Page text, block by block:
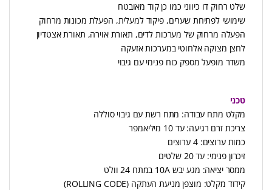
שלט רחוק דו כיווני כמו כן קוד מאובטח
שימושי לפתיחת שערים, פיקוד למעלית, הפעלת מכונות מרחוק
הפעלה מרחוק של מערכות לדים, תאורת אוירה, תאורת אצטדיון
לחצן מצוקה אלחוטי במערכות אזעקה
משדר מופעל מספק כוח פנימי עם גיבוי
טכני
מקלט מתח עבודה: מתח רשת עם גיבוי סוללה
צריכת זרם רגיעה: עד 10 מיליאמפר
כמות ערוצים: 4 ערוצים
זיכרון פנימי: עד 20 שלטים
ממסר יציאה: מגע יבש 10A במתח 24 וולט
קידוד מקלט: מוצפן מניעת העתקה (ROLLING CODE)